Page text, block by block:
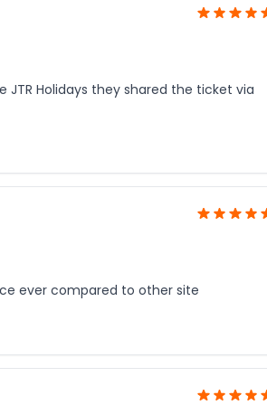
Holidays they shared the ticket via
ever compared to other site